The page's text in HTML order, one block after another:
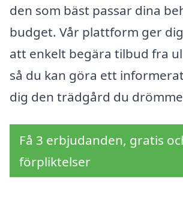
den som bäst passar dina
budget. Vår plattform ger
att enkelt begära tilbud fra
så du kan göra ett
dig den trädgård du
Få 3 erbjudanden, gratis
förpliktelser